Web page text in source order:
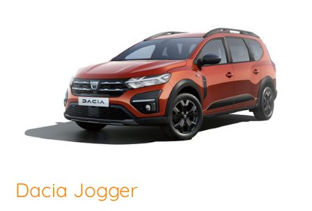
Dacia Jogger